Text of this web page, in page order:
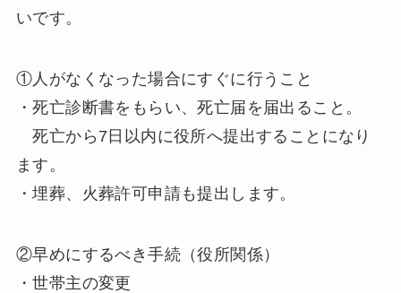
いです。
①人がなくなった場合にすぐに行うこと
・死亡診断書をもらい、死亡届を届出ること。
死亡から7日以内に役所へ提出することになり
ます。
・埋葬、火葬許可申請も提出します。
②早めにするべき手続（役所関係）
・世帯主の変更